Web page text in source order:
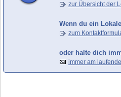
zur Übersicht der
Wenn du ein
zum
oder halte dich
immer am